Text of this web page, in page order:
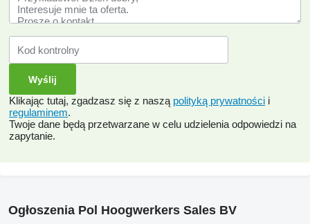
Klikając tutaj, zgadzasz się z naszą polityką prywatności i
regulaminem.
Twoje dane będą przetwarzane w celu udzielenia odpowiedzi na
zapytanie.
Ogłoszenia Pol Hoogwerkers Sales BV